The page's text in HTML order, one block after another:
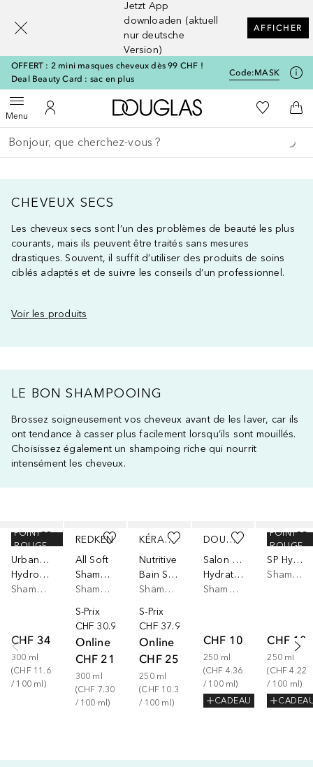
Jetzt App
downloaden (aktuell
nur deutsche
Version)
AFFICHER
OFFERT : 2 mini masques cheveux dès 99 CHF !
Deal Beauty Card : sac en plus
Code:MASK
MenuOuvrir le menuVers Mon Compte
Vers l'accueil Douglas
Vers Ma
Retourner
Exécuter la recherche
CHEVEUX SECS
Les cheveux secs sont l’un des problèmes de beauté les plus
courants, mais ils peuvent être traités sans mesures
drastiques. Souvent, il suffit d’utiliser des produits de soins
ciblés adaptés et de suivre les conseils d’un professionnel.
Voir les produits
LE BON SHAMPOOING
Brossez soigneusement vos cheveux avant de les laver, car ils
ont tendance à casser plus facilement lorsqu’ils sont mouillés.
Choisissez également un shampoing riche qui nourrit
intensément les cheveux.
SHU UEMURA
Urban Moisture
Hydro-Nourrissant
Shampooing
CHF 34.90
300 ml
(CHF 11.63
/ 100 ml )
POINT
ROUGE
REDKEN
All Soft
Shampoo
Shampooing
S-Prix
CHF 30.90
Online
CHF 21.90
300 ml
(CHF 7.30
/ 100 ml)
KÉRASTASE
Nutritive
Bain Satin Riche
Shampooing
S-Prix
CHF 37.90
Online
CHF 25.90
250 ml
(CHF 10.36
/ 100 ml )
DOUGLAS COLLECTION
Salon Hair
Hydrate & Refresh
Shampooing
CHF 10.90
250 ml
(CHF 4.36
/ 100 ml)
CADEAU
WELLA PROFESSIONALS
SP Hydrate
Shampooing
CHF
250 ml
(CHF 4.22
/ 100 ml )
POINT
ROUGE
[navigation.slideout.screenreader]